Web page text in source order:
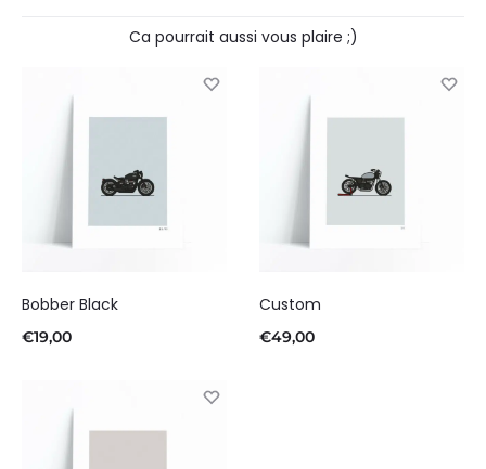
Ca pourrait aussi vous plaire ;)
Bobber Black
€19,00
Custom
€49,00